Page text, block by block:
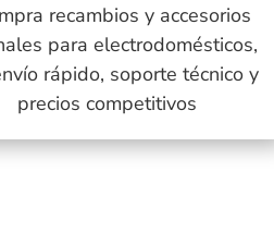
recambios y accesorios
para electrodomésticos,
rápido, soporte técnico y
precios competitivos